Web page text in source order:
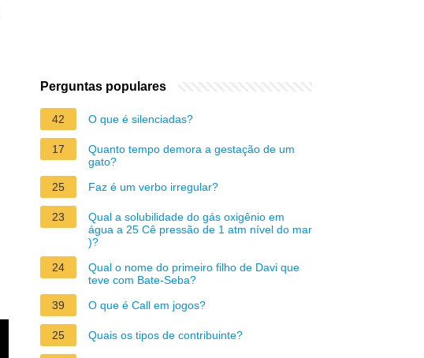
Perguntas populares
42 O que é silenciadas?
17
Quanto tempo demora a gestação de um
gato?
25
Faz é um verbo irregular?
23
Qual a solubilidade do gás oxigênio em
água a 25 Cê pressão de 1 atm nível do mar
)?
24
Qual o nome do primeiro filho de Davi que
teve com Bate-Seba?
39
O que é Call em jogos?
25 Quais os tipos de contribuinte?